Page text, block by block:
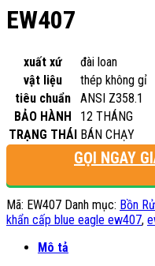
EW407
xuất xứ
đài loan
vật liệu
thép không gỉ
tiêu chuẩn
ANSI Z358.1
BẢO HÀNH
12 THÁNG
TRẠNG THÁI BÁN CHẠY
GỌI NGAY
Mã: EW407 Danh mục: Bồn
khẩn cấp blue eagle ew407,
Mô tả